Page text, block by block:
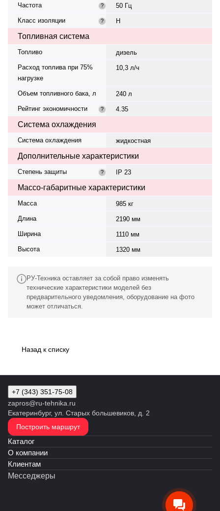
Частота
?
50 Гц
Класс изоляции
? H
Топливная система
Топливо
дизель
Расход топлива при 75%
нагрузке
10,3 л/ч
Объем топливного бака, л
240 л
Рейтинг экономичности
? 4.35
Система охлаждения
Система охлаждения жидкостная
Дополнительные характеристики
Степень защиты ? IP 23
Массо-габаритные характеристики
Масса
985 кг
Длина
2190 мм
Ширина
1110 мм
Высота
1320 мм
РУ-Техника оставляет за собой право изменять
технические характеристики моделей без
предварительного уведомления, оборудование на фото
может отличаться.
Назад к списку
+7 (343) 351-75-08
zapros@ru-tehnika.ru
Екатеринбург, ул. Старых большевиков, д. 2
Построить маршрут
Каталог
О компании
Клиентам
Месседжеры